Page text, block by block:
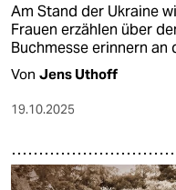
Am Stand der Ukraine
Frauen erzählen über
Buchmesse erinnern an
Von Jens Uthoff
19.10.2025